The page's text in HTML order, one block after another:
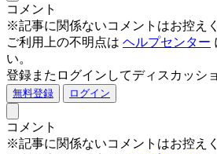
コメント
※記事に関係ないコメントはお控え
ご利用上の不明点は ヘルプセンター
い。
登録またログインしてディスカッシ
無料登録 ログイン
コメント
※記事に関係ないコメントはお控え